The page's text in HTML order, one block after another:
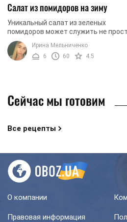
Салат из помидоров на зиму
Уникальный салат из зеленых
помидоров может служить не
блюдом «на сегодня», его можно
консервировать как закуску и кушать
в холодные зимние ...
Ирина Мельниченко
6
60 4.5
Сейчас мы готовим
Все рецепты
О компании
Правовая информация